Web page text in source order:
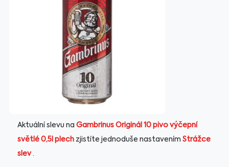
Aktuální slevu na Gambrinus Originál 10 pivo výčepní
světlé 0,5l plech zjistíte jednoduše nastavením Strážce
slev.